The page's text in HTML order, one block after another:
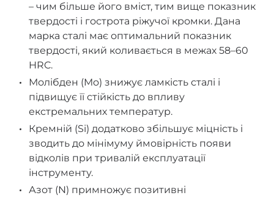
– чим більше його вміст, тим вище показник
твердості і гострота ріжучої кромки. Дана
марка сталі має оптимальний показник
твердості, який коливається в межах 58–60
HRC.
Молібден (Mo) знижує ламкість сталі і
підвищує її стійкість до впливу
екстремальних температур.
Кремній (Si) додатково збільшує міцність і
зводить до мінімуму ймовірність появи
відколів при тривалій експлуатації
інструменту.
Азот (N) примножує позитивні